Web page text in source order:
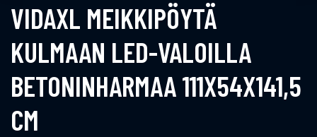
VIDAXL MEIKKIPÖYTÄ
KULMAAN LED-VALOILLA
BETONINHARMAA 111X54X141,5
CM